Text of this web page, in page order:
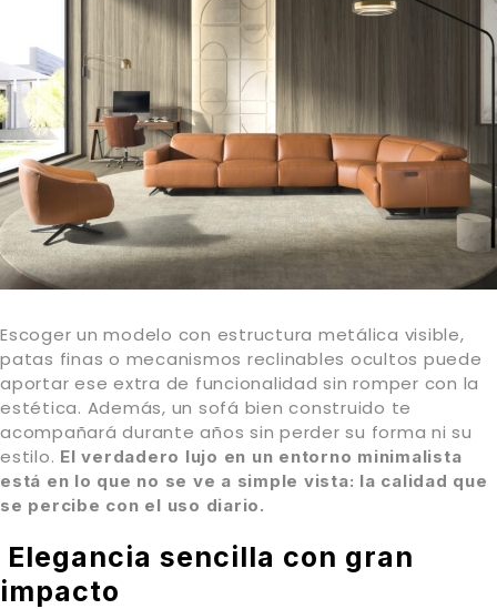
Escoger un modelo con estructura metálica visible,
patas finas o mecanismos reclinables ocultos puede
aportar ese extra de funcionalidad sin romper con la
estética. Además, un sofá bien construido te
acompañará durante años sin perder su forma ni su
estilo. El verdadero lujo en un entorno minimalista
está en lo que no se ve a simple vista: la calidad que
se percibe con el uso diario.
Elegancia sencilla con gran
impacto